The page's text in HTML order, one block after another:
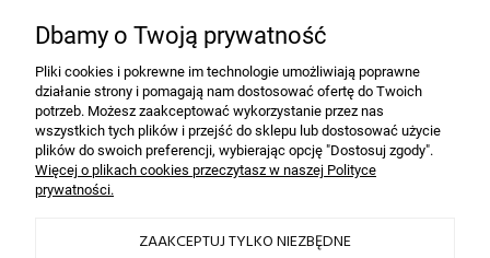
dzięki szyfrowaniu SSL
INFORMACJE
OBSŁUGA KLIENTA
Dbamy o Twoją prywatność
Pliki cookies i pokrewne im technologie umożliwiają poprawne
działanie strony i pomagają nam dostosować ofertę do Twoich
potrzeb. Możesz zaakceptować wykorzystanie przez nas
wszystkich tych plików i przejść do sklepu lub dostosować użycie
plików do swoich preferencji, wybierając opcję "Dostosuj zgody".
Więcej o plikach cookies przeczytasz w naszej Polityce
prywatności.
ZAAKCEPTUJ TYLKO NIEZBĘDNE